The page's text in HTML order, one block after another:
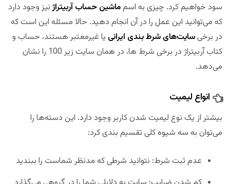
سود خواهیم کرد. چیزی به اسمماشین حساب آربیتراژنیز وجود دارد
که می‌توانید این عمل را در آن انجام دهید. حالا مسئله این است که
در برخیسایت‌های شرط بندی ایرانی یا غیرمعتبر هستند، حساب و
کتاب آربیتراژ در برخی شرط ها، در همان سایت زیر 100 را نشان
می‌دهد.
انواع لیمیت
بیشتر از یک نوع لیمیت شدن کاربر وجود دارد. این دسته‌ها را
می‌توان به سه شیوه کلی تقسیم بندی کرد:
عدم ثبت شرط: نتوانید شرطی که مدنظر شماست را ببندید